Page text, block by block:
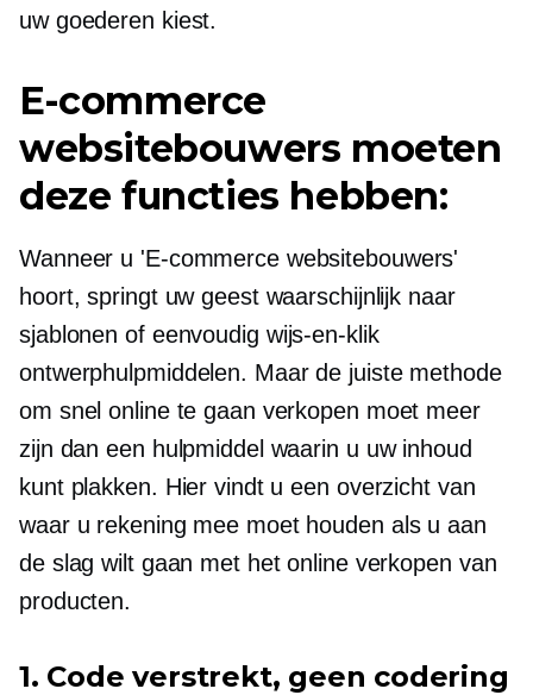
uw goederen kiest.
E-commerce
websitebouwers moeten
deze functies hebben:
Wanneer u 'E-commerce websitebouwers'
hoort, springt uw geest waarschijnlijk naar
sjablonen of eenvoudig wijs-en-klik
ontwerphulpmiddelen. Maar de juiste methode
om snel online te gaan verkopen moet meer
zijn dan een hulpmiddel waarin u uw inhoud
kunt plakken. Hier vindt u een overzicht van
waar u rekening mee moet houden als u aan
de slag wilt gaan met het online verkopen van
producten.
1. Code verstrekt, geen codering